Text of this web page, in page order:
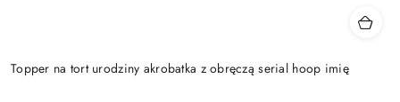
Topper na tort urodziny akrobatka z obręczą serial hoop imię